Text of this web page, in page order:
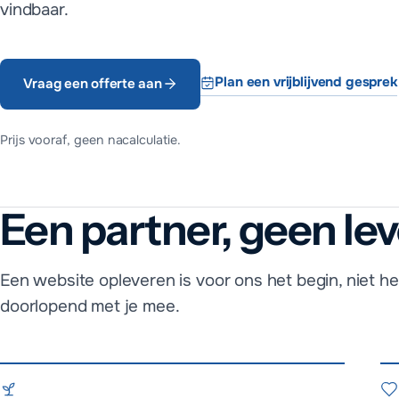
vindbaar.
Vraag een offerte aan Plan een vrijblijvend gesprek
Prijs vooraf, geen nacalculatie.
Hoe werkt MADA
Betaling loopt via automatische incasso of een factuur met
Een partner, geen
Een website opleveren is voor ons het begin, niet
doorlopend met je mee.